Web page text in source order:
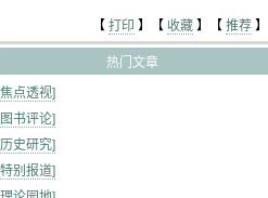
【 打印 】【 收藏 】【 推荐 】
热门文章
[焦点透视]
[图书评论]
[历史研究]
[特别报道]